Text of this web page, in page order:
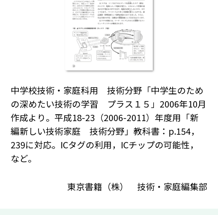
中学校技術・家庭科用 技術分野「中学生のため
の深めたい技術の学習 プラス１５」2006年10月
作成より。平成18-23（2006-2011）年度用「新
編新しい技術家庭 技術分野」教科書：p.154，
239に対応。ICタグの利用，ICチップの可能性，
など。
東京書籍（株） 技術・家庭編集部